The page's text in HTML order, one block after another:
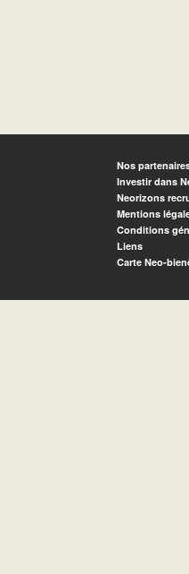
Nos
Investir dans
Neorizons
Mentions
Conditions
Liens
Carte Neo-